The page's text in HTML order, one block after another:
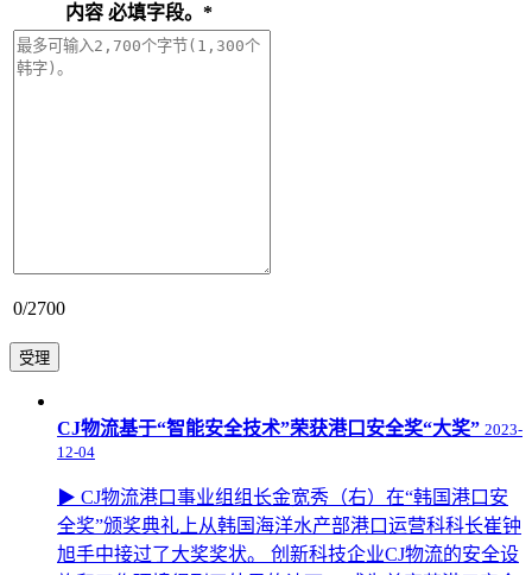
内容 必填字段。 *
0/2700
CJ物流基于“智能安全技术”荣获港口安全奖“大奖” 2023-
12-04
▶ CJ物流港口事业组组长金宽秀（右）在“韩国港口安
全奖”颁奖典礼上从韩国海洋水产部港口运营科科长崔钟
旭手中接过了大奖奖状。 创新科技企业CJ物流的安全设